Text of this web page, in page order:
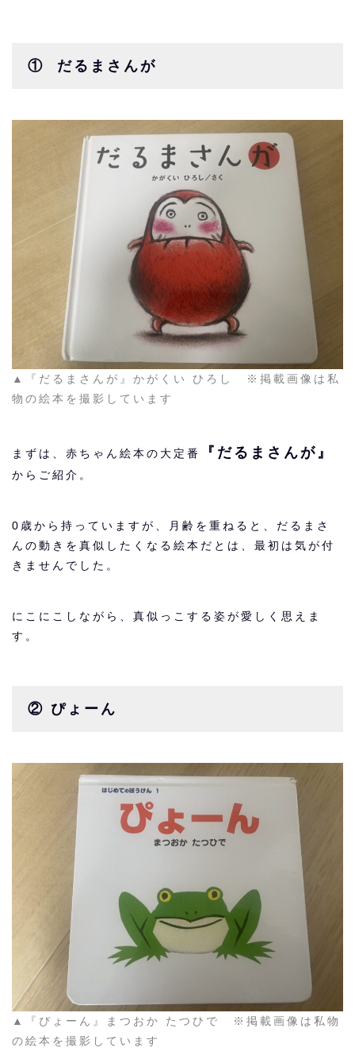
① だるまさんが
▲『だるまさんが』かがくい ひろし ※掲載画像は私
物の絵本を撮影しています
まずは、赤ちゃん絵本の大定番 『だるまさんが』
からご紹介。
0歳から持っていますが、月齢を重ねると、だるまさ
んの動きを真似したくなる絵本だとは、最初は気が付
きませんでした。
にこにこしながら、真似っこする姿が愛しく思えま
す。
② ぴょーん
▲『ぴょーん』まつおか たつひで ※掲載画像は私物
の絵本を撮影しています